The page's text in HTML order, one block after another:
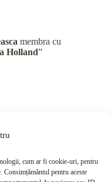
membra cu
Holland”
Certrom
cum ar fi cookie-uri, pentru
Consimțământul pentru aceste